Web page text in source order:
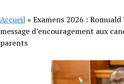
Accueil » Examens 2026 :
message d’encouragement aux
parents